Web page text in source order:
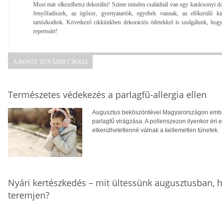
Most már elkezdhetsz dekorálni! Szinte minden családnál van egy karácsonyi
fenyőfadíszek, az égősor, gyertyatartók, egyebek vannak, az előkerülő
tartózkodtok. Következő cikkünkben dekorációs ötletekkel is szolgálunk,
repertoárt!
A ROVAT TOVÁBBI CIKKEI
Természetes védekezés a parlagfű-allergia ellen
Augusztus beköszöntével Magyarországon
parlagfű virágzása. A pollenszezon ilyenkor éri
elkerülhetetlenné válnak a kellemetlen tünetek.
Nyári kertészkedés – mit ültessünk augusztusban,
teremjen?